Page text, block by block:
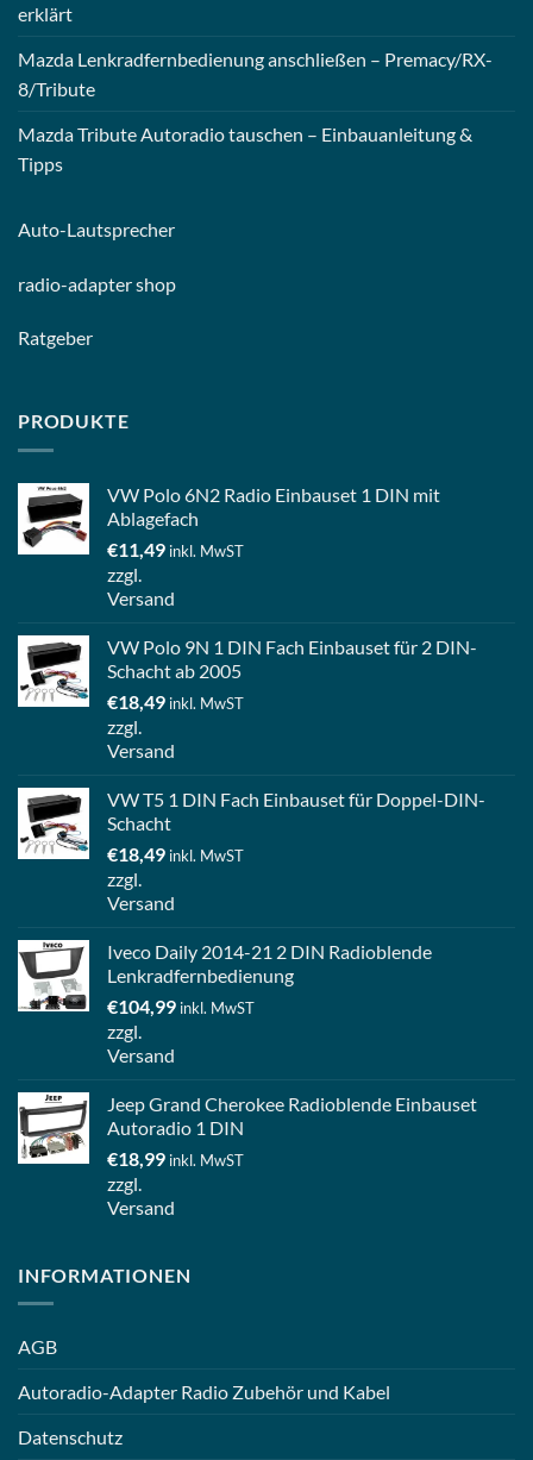
erklärt
Mazda Lenkradfernbedienung anschließen – Premacy/RX-
8/Tribute
Mazda Tribute Autoradio tauschen – Einbauanleitung &
Tipps
Auto-Lautsprecher
radio-adapter shop
Ratgeber
PRODUKTE
VW Polo 6N2 Radio Einbauset 1 DIN mit
Ablagefach
€11,49 inkl. MwST
zzgl.
Versand
VW Polo 9N 1 DIN Fach Einbauset für 2 DIN-
Schacht ab 2005
€18,49 inkl. MwST
zzgl.
Versand
VW T5 1 DIN Fach Einbauset für Doppel-DIN-
Schacht
€18,49 inkl. MwST
zzgl.
Versand
Iveco Daily 2014-21 2 DIN Radioblende
Lenkradfernbedienung
€104,99 inkl. MwST
zzgl.
Versand
Jeep Grand Cherokee Radioblende Einbauset
Autoradio 1 DIN
€18,99 inkl. MwST
zzgl.
Versand
INFORMATIONEN
AGB
Autoradio-Adapter Radio Zubehör und Kabel
Datenschutz